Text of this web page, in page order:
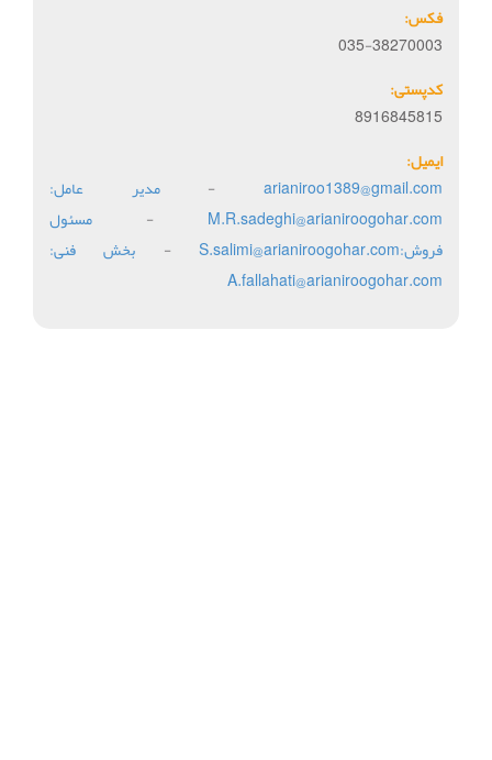
فکس:
035-38270003
کدپستی:
8916845815
ایمیل:
arianiroo1389@gmail.com
-مدير عامل:
M.R.sadeghi@arianiroogohar.com
- مسئول
فروش:S.salimi@arianiroogohar.com
- بخش فنی:
A.fallahati@arianiroogohar.com